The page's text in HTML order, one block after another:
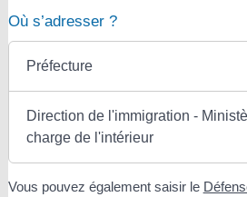
Où s’adresser ?
Préfecture
Direction de l'immigration -
charge de l'intérieur
Vous pouvez également saisir le